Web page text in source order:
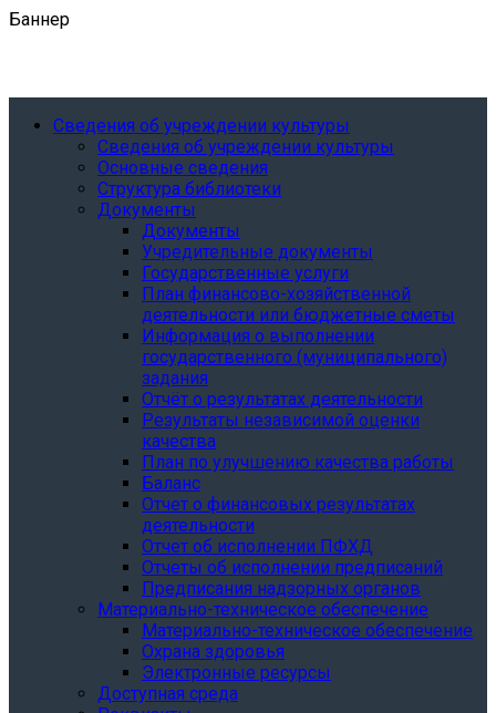
Баннер
Сведения об учреждении культуры
Сведения об учреждении культуры
Основные сведения
Структура библиотеки
Документы
Документы
Учредительные документы
Государственные услуги
План финансово-хозяйственной
деятельности или бюджетные сметы
Информация о выполнении
государственного (муниципального)
задания
Отчёт о результатах деятельности
Результаты независимой оценки
качества
План по улучшению качества работы
Баланс
Отчет о финансовых результатах
деятельности
Отчет об исполнении ПФХД
Отчеты об исполнении предписаний
Предписания надзорных органов
Материально-техническое обеспечение
Материально-техническое обеспечение
Охрана здоровья
Электронные ресурсы
Доступная среда